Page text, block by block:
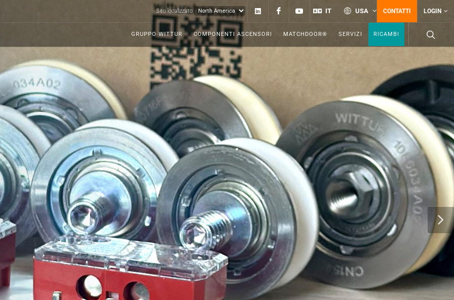
Sito localizzato Linkedin FacebookYouTube
IT USA CONTATTI LOGIN
GRUPPO WITTUR COMPONENTI ASCENSORI MATCHDOOR® SERVIZI RICAMBI